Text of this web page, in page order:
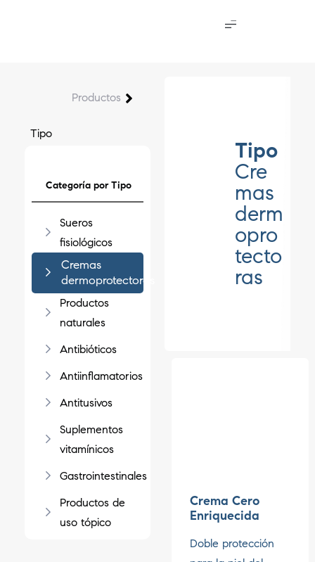
Productos
Tipo
Categoría por Tipo
Sueros
fisiológicos
Cremas
dermoprotectoras
Productos
naturales
Antibióticos
Antiinflamatorios
Antitusivos
Suplementos
vitamínicos
Gastrointestinales
Productos de
uso tópico
Tipo
Cre
mas
derm
opro
tecto
ras
Crema Cero
Enriquecida
Doble protección